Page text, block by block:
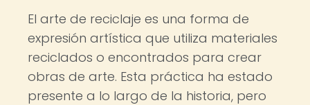
El arte de reciclaje es una forma de
expresión artística que utiliza materiales
reciclados o encontrados para crear
obras de arte. Esta práctica ha estado
presente a lo largo de la historia, pero